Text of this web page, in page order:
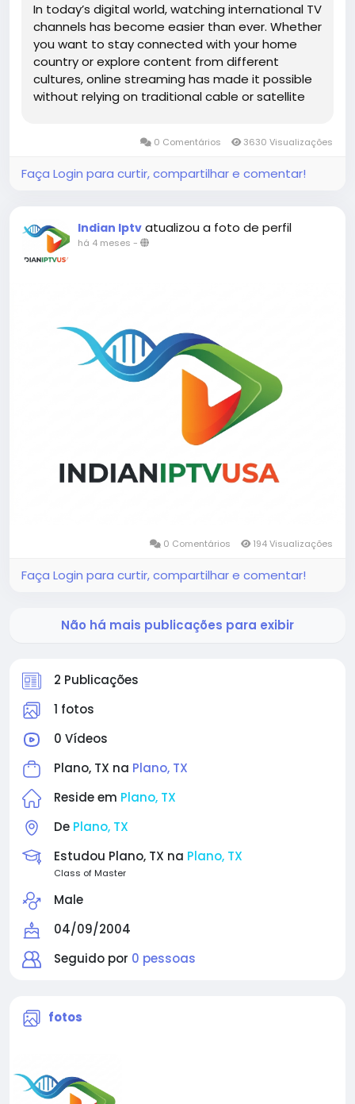
2 Publicações
1 fotos
0 Vídeos
Plano, TX na Plano, TX
Reside em Plano, TX
De Plano, TX
Estudou Plano, TX na Plano, TX
Class of Master
Male
04/09/2004
Seguido por 0 pessoas
fotos
In today’s digital world, watching international TV
channels has become easier than ever. Whether
you want to stay connected with your home
country or explore content from different
cultures, online streaming has made it possible
without relying on traditional cable or satellite
have unlimited access to...
0 Comentários 3630 Visualizações
Faça Login para curtir, compartilhar e comentar!
Indian Iptv atualizou a foto de perfil
há 4 meses -
0 Comentários 194 Visualizações
Faça Login para curtir, compartilhar e comentar!
Não há mais publicações para exibir